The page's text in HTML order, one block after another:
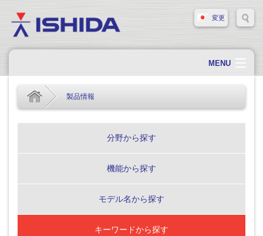
変更
MENU
会社概要
製品情報
新着情報
製品情報
分野から探す
機能から探す
モデル名から探す
キーワードから探す